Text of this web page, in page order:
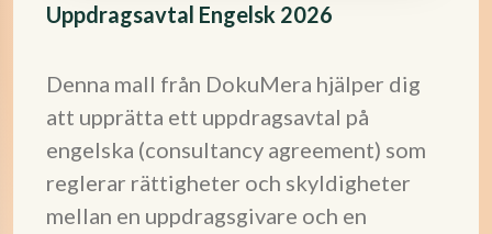
Uppdragsavtal Engelsk 2026
Denna mall från DokuMera hjälper dig
att upprätta ett uppdragsavtal på
engelska (consultancy agreement) som
reglerar rättigheter och skyldigheter
mellan en uppdragsgivare och en